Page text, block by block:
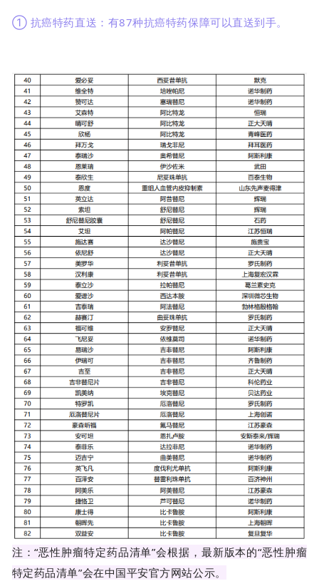
① 抗癌特药直送：有87种抗癌特药保障可以直送到手。
注：“恶性肿瘤特定药品清单”会根据，最新版本的“恶性肿瘤
特定药品清单”会在中国平安官方网站公示。